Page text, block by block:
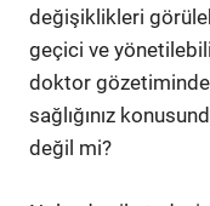
değişiklikleri
geçici ve
doktor gözetiminde
sağlığınız
değil mi?